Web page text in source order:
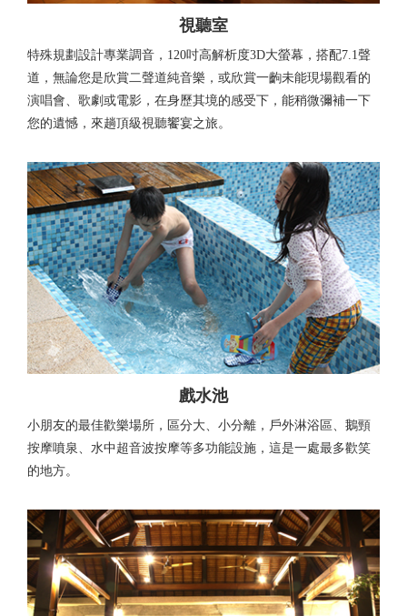
視聽室
特殊規劃設計專業調音，120吋高解析度3D大螢幕，搭配7.1聲
道，無論您是欣賞二聲道純音樂，或欣賞一齣未能現場觀看的
演唱會、歌劇或電影，在身歷其境的感受下，能稍微彌補一下
您的遺憾，來趟頂級視聽饗宴之旅。
戲水池
小朋友的最佳歡樂場所，區分大、小分離，戶外淋浴區、鵝頸
按摩噴泉、水中超音波按摩等多功能設施，這是一處最多歡笑
的地方。